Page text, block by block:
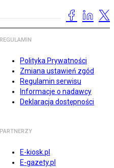
REGULAMIN
Polityka Prywatności
Zmiana ustawień zgód
Regulamin serwisu
Informacje o nadawcy
Deklaracja dostępności
PARTNERZY
E-kiosk.pl
E-gazety.pl